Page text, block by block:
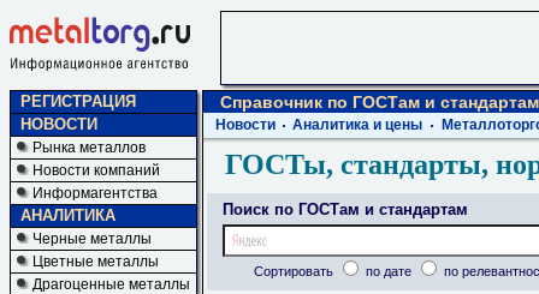
РЕГИСТРАЦИЯ
НОВОСТИ
Рынка металлов
Новости компаний
Информагентства
АНАЛИТИКА
Черные металлы
Цветные металлы
Драгоценные металлы
Справочник по ГОСТам и стандартам
Новости Аналитика и цены
ГОСТы, стандарты,
Поиск по ГОСТам и стандартам
Сортировать по дате по